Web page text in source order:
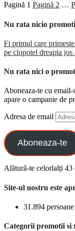
Pagină 1 Pagină 2 …
Nu rata nicio
Fi primul care
pe clopotel dreapta jos
Nu rata nici o
Aboneaza-te cu
apare o campanie de
Adresa de email
Aboneaza-te
Alătură-te celorlalți 43
Site-ul nostru este
31.894
Categorii promotii si